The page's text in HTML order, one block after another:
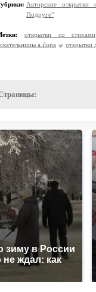
Авторские открытки
Подруге"
открытки со стихами
a.ilona
открытки
зиму в России
не ждал: как